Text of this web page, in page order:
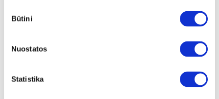
pasirinkimas
Būtini
Nuostatos
Statistika